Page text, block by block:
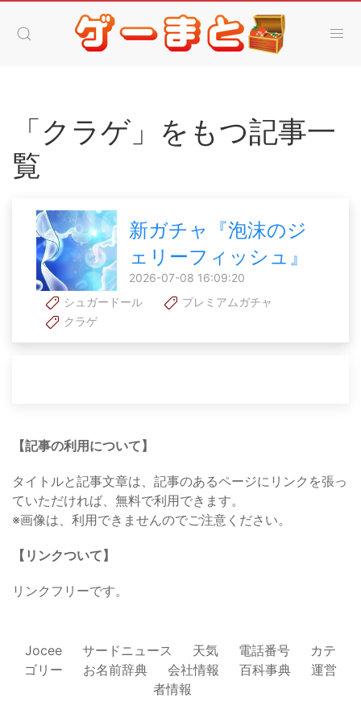
「クラゲ」をもつ記事一
覧
新ガチャ『泡沫のジ
ェリーフィッシュ』
2026-07-08 16:09:20
シュガードール
プレミアムガチャ
クラゲ
【記事の利用について】
タイトルと記事文章は、記事のあるページにリンクを張っ
ていただければ、無料で利用できます。
※画像は、利用できませんのでご注意ください。
【リンクついて】
リンクフリーです。
Jocee サードニュース 天気 電話番号
カテ
ゴリー
お名前辞典 会社情報 百科事典
運営
者情報